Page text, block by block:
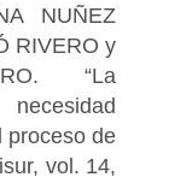
NUÑEZ
RIVERO y
“La
proceso de
vol. 14,